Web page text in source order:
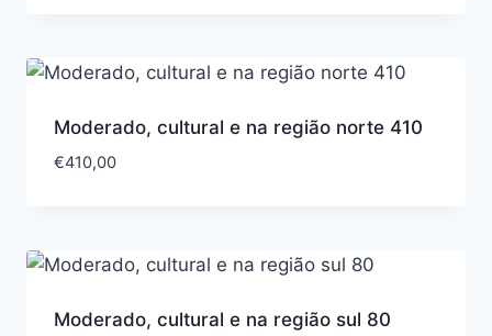
Moderado, cultural e na região norte 410
€410,00
Moderado, cultural e na região sul 80